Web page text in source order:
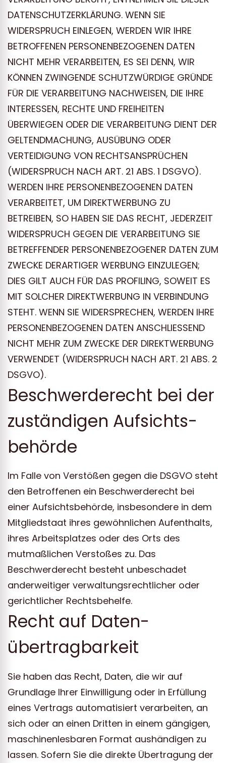
DATENSCHUTZERKLÄRUNG. WENN SIE
WIDERSPRUCH EINLEGEN, WERDEN WIR IHRE
BETROFFENEN PERSONENBEZOGENEN DATEN
NICHT MEHR VERARBEITEN, ES SEI DENN, WIR
KÖNNEN ZWINGENDE SCHUTZWÜRDIGE GRÜNDE
FÜR DIE VERARBEITUNG NACHWEISEN, DIE IHRE
INTERESSEN, RECHTE UND FREIHEITEN
ÜBERWIEGEN ODER DIE VERARBEITUNG DIENT DER
GELTENDMACHUNG, AUSÜBUNG ODER
VERTEIDIGUNG VON RECHTSANSPRÜCHEN
(WIDERSPRUCH NACH ART. 21 ABS. 1 DSGVO).
WERDEN IHRE PERSONENBEZOGENEN DATEN
VERARBEITET, UM DIREKTWERBUNG ZU
BETREIBEN, SO HABEN SIE DAS RECHT, JEDERZEIT
WIDERSPRUCH GEGEN DIE VERARBEITUNG SIE
BETREFFENDER PERSONENBEZOGENER DATEN ZUM
ZWECKE DERARTIGER WERBUNG EINZULEGEN;
DIES GILT AUCH FÜR DAS PROFILING, SOWEIT ES
MIT SOLCHER DIREKTWERBUNG IN VERBINDUNG
STEHT. WENN SIE WIDERSPRECHEN, WERDEN IHRE
PERSONENBEZOGENEN DATEN ANSCHLIESSEND
NICHT MEHR ZUM ZWECKE DER DIREKTWERBUNG
VERWENDET (WIDERSPRUCH NACH ART. 21 ABS. 2
DSGVO).
Beschwerde­recht bei der
zuständigen Aufsichts­
behörde
Im Falle von Verstößen gegen die DSGVO steht
den Betroffenen ein Beschwerderecht bei
einer Aufsichtsbehörde, insbesondere in dem
Mitgliedstaat ihres gewöhnlichen Aufenthalts,
ihres Arbeitsplatzes oder des Orts des
mutmaßlichen Verstoßes zu. Das
Beschwerderecht besteht unbeschadet
anderweitiger verwaltungsrechtlicher oder
gerichtlicher Rechtsbehelfe.
Recht auf Daten­
übertrag­barkeit
Sie haben das Recht, Daten, die wir auf
Grundlage Ihrer Einwilligung oder in Erfüllung
eines Vertrags automatisiert verarbeiten, an
sich oder an einen Dritten in einem gängigen,
maschinenlesbaren Format aushändigen zu
lassen. Sofern Sie die direkte Übertragung der